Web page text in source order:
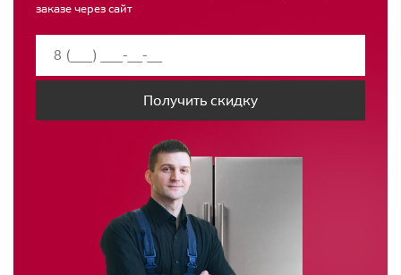
заказе через сайт
Получить скидку